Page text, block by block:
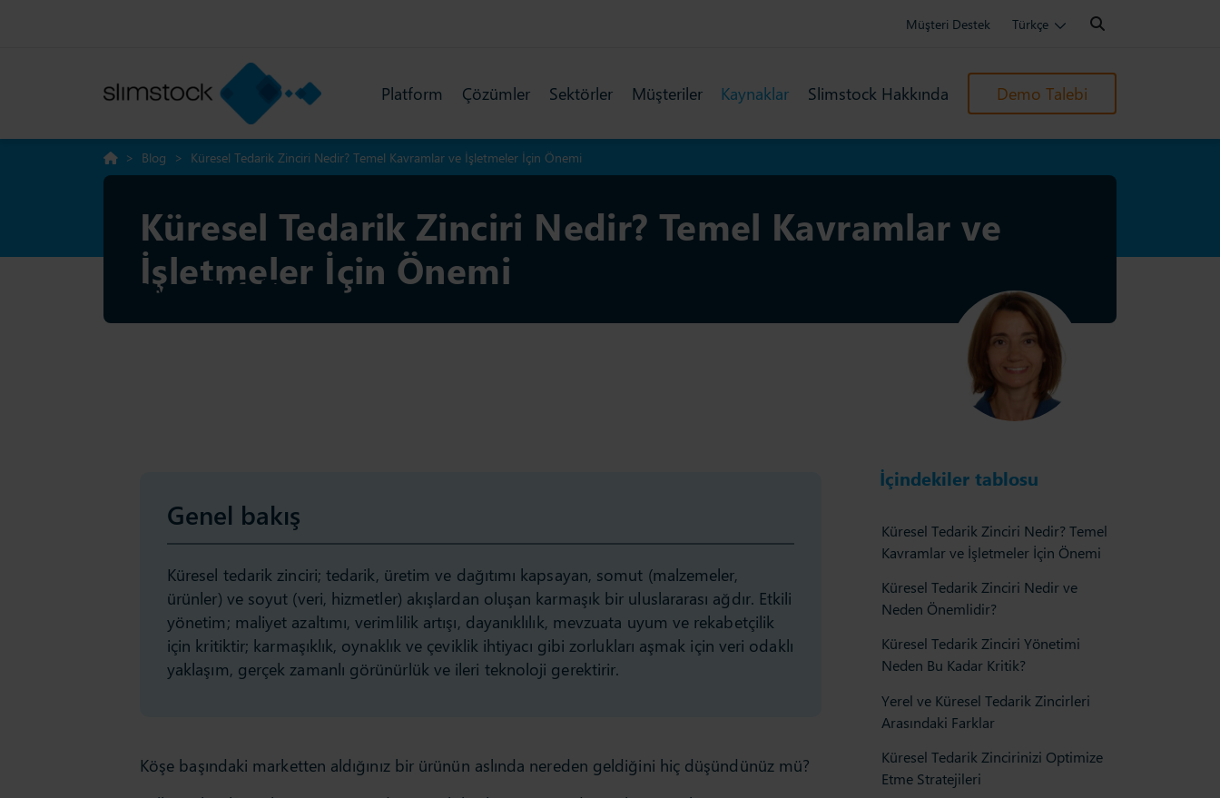
Müşteri Destek Türkçe
Search:
Platform Çözümler Sektörler Müşteriler Kaynaklar Slimstock Hakkında Demo Talebi
> Blog > Küresel Tedarik Zinciri Nedir? Temel Kavramlar ve İşletmeler İçin Önemi
Küresel Tedarik Zinciri Nedir? Temel Kavramlar ve
İşletmeler İçin Önemi
Paylaş:
İçindekiler tablosu
Küresel Tedarik Zinciri Nedir? Temel
Kavramlar ve İşletmeler İçin Önemi
Küresel Tedarik Zinciri Nedir ve
Neden Önemlidir?
Küresel Tedarik Zinciri Yönetimi
Neden Bu Kadar Kritik?
Yerel ve Küresel Tedarik Zincirleri
Arasındaki Farklar
Küresel Tedarik Zincirinizi Optimize
Etme Stratejileri
Genel bakış
Küresel tedarik zinciri; tedarik, üretim ve dağıtımı kapsayan, somut (malzemeler,
ürünler) ve soyut (veri, hizmetler) akışlardan oluşan karmaşık bir uluslararası ağdır. Etkili
yönetim; maliyet azaltımı, verimlilik artışı, dayanıklılık, mevzuata uyum ve rekabetçilik
için kritiktir; karmaşıklık, oynaklık ve çeviklik ihtiyacı gibi zorlukları aşmak için veri odaklı
yaklaşım, gerçek zamanlı görünürlük ve ileri teknoloji gerektirir.
Köşe başındaki marketten aldığınız bir ürünün aslında nereden geldiğini hiç düşündünüz mü?